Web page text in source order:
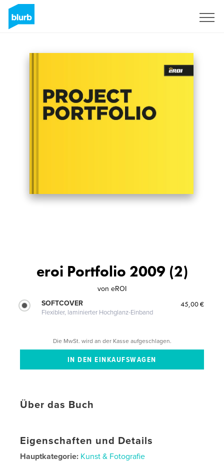
eroi Portfolio 2009 (2)
von eROI
SOFTCOVER
Flexibler, laminierter Hochglanz-Einband
45,00 €
Die MwSt. wird an der Kasse aufgeschlagen.
Über das Buch
Eigenschaften und Details
Hauptkategorie: Kunst & Fotografie